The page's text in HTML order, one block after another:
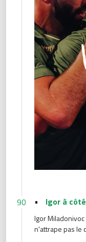
90 • Igor à côté
Igor
n'attrape pas le